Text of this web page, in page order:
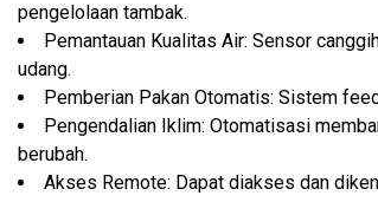
pengelolaan tambak.
Pemantauan Kualitas Air: Sensor
udang.
Pemberian Pakan Otomatis: Sistem
Pengendalian Iklim: Otomatisasi
berubah.
Akses Remote: Dapat diakses dan